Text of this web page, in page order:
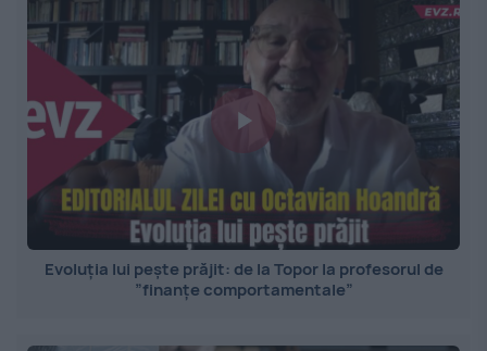
Evoluția lui pește prăjit: de la Topor la profesorul de
”finanțe comportamentale”